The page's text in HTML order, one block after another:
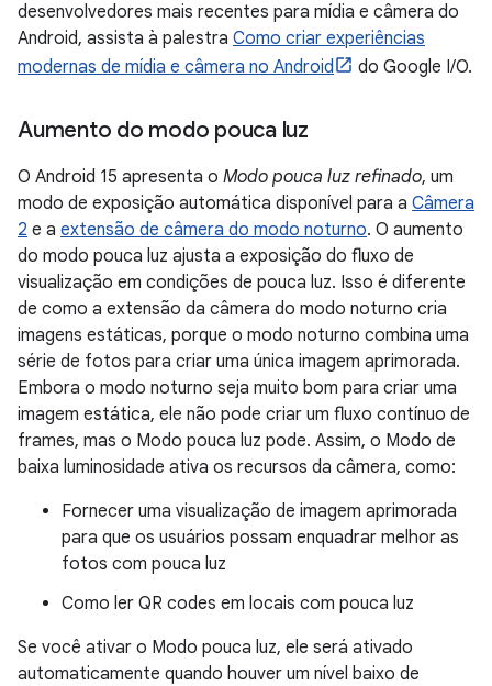
desenvolvedores mais recentes para mídia e câmera do
Android, assista à palestra Como criar experiências
modernas de mídia e câmera no Android
do Google I/O.
Aumento do modo pouca luz
O Android 15 apresenta o Modo pouca luz refinado, um
modo de exposição automática disponível para a Câmera
2 e a extensão de câmera do modo noturno. O aumento
do modo pouca luz ajusta a exposição do fluxo de
visualização em condições de pouca luz. Isso é diferente
de como a extensão da câmera do modo noturno cria
imagens estáticas, porque o modo noturno combina uma
série de fotos para criar uma única imagem aprimorada.
Embora o modo noturno seja muito bom para criar uma
imagem estática, ele não pode criar um fluxo contínuo de
frames, mas o Modo pouca luz pode. Assim, o Modo de
baixa luminosidade ativa os recursos da câmera, como:
Fornecer uma visualização de imagem aprimorada
para que os usuários possam enquadrar melhor as
fotos com pouca luz
Como ler QR codes em locais com pouca luz
Se você ativar o Modo pouca luz, ele será ativado
automaticamente quando houver um nível baixo de